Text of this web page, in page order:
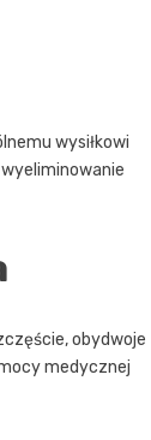
wysiłkowi
obydwoje
medycznej